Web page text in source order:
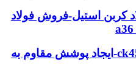
کربن استیل-فروش فولاد
فولاد 1191-گرد ck45-فولاد ck45-ایجاد پوشش مقاوم به